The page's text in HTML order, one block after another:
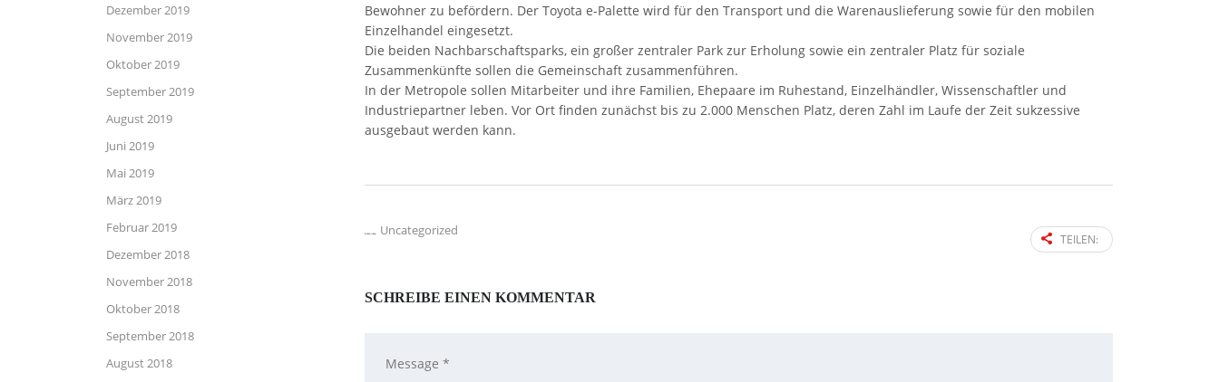
Bewohner zu befördern. Der Toyota e-Palette wird für den Transport und die Warenauslieferung sowie für den mobilen
Einzelhandel eingesetzt.
Die beiden Nachbarschaftsparks, ein großer zentraler Park zur Erholung sowie ein zentraler Platz für soziale
Zusammenkünfte sollen die Gemeinschaft zusammenführen.
In der Metropole sollen Mitarbeiter und ihre Familien, Ehepaare im Ruhestand, Einzelhändler, Wissenschaftler und
Industriepartner leben. Vor Ort finden zunächst bis zu 2.000 Menschen Platz, deren Zahl im Laufe der Zeit sukzessive
ausgebaut werden kann.
Uncategorized
TEILEN:
SCHREIBE EINEN KOMMENTAR
Dezember 2019
November 2019
Oktober 2019
September 2019
August 2019
Juni 2019
Mai 2019
März 2019
Februar 2019
Dezember 2018
November 2018
Oktober 2018
September 2018
August 2018